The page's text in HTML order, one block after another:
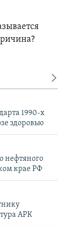
1990-х
здоровью
нефтяного
крае РФ
АРК